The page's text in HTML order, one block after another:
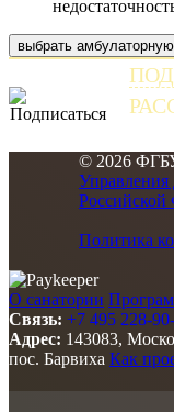
выбрать
© 2026
Управления
Российской
Политика
О санатории
Связь: +7 495 228-
Адрес: 143083,
пос. Барвиха Как